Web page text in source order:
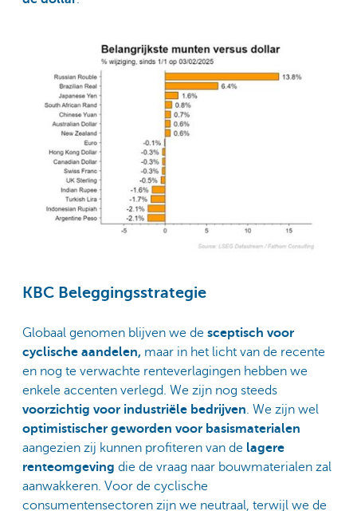
KBC Beleggingsstrategie
Globaal genomen blijven we de sceptisch voor
cyclische aandelen, maar in het licht van de recente
en nog te verwachte renteverlagingen hebben we
enkele accenten verlegd. We zijn nog steeds
voorzichtig voor industriële bedrijven. We zijn wel
optimistischer geworden voor basismaterialen
aangezien zij kunnen profiteren van de lagere
renteomgeving die de vraag naar bouwmaterialen zal
aanwakkeren. Voor de cyclische
consumentensectoren zijn we neutraal, terwijl we de